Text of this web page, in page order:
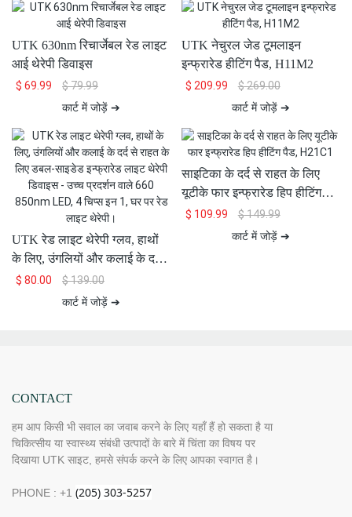
UTK 630nm रिचार्जेबल रेड लाइट
आई थेरेपी डिवाइस
$ 69.99 $79.99
कार्ट में जोड़ें ➔
UTK नेचुरल जेड टूमलाइन
इन्फ्रारेड हीटिंग पैड, H11M2
$ 209.99 $269.00
कार्ट में जोड़ें ➔
UTK रेड लाइट थेरेपी ग्लव, हाथों
के लिए, उंगलियों और कलाई के दर्द
से राहत के लिए डबल-साइडेड
इन्फ्रारेड लाइट थेरेपी डिवाइस -
$ 80.00 $139.00
कार्ट में जोड़ें ➔
साइटिका के दर्द से राहत के लिए
यूटीके फार इन्फ्रारेड हिप हीटिंग
पैड, H21C1
$ 109.99 $149.99
कार्ट में जोड़ें ➔
CONTACT
हम आप किसी भी सवाल का जवाब करने के लिए यहाँ हैं हो सकता है या
चिकित्सीय या स्वास्थ्य संबंधी उत्पादों के बारे में चिंता का विषय पर
दिखाया UTK साइट, हमसे संपर्क करने के लिए आपका स्वागत है।
PHONE : +1